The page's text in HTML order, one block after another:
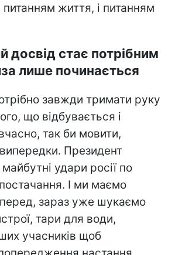
питанням життя, і питанням
досвід стає потрібним
лише починається
завжди тримати руку
що відбувається і
так би мовити,
Президент
удари росії по
І ми маємо
зараз уже шукаємо
тари для води,
учасників щоб